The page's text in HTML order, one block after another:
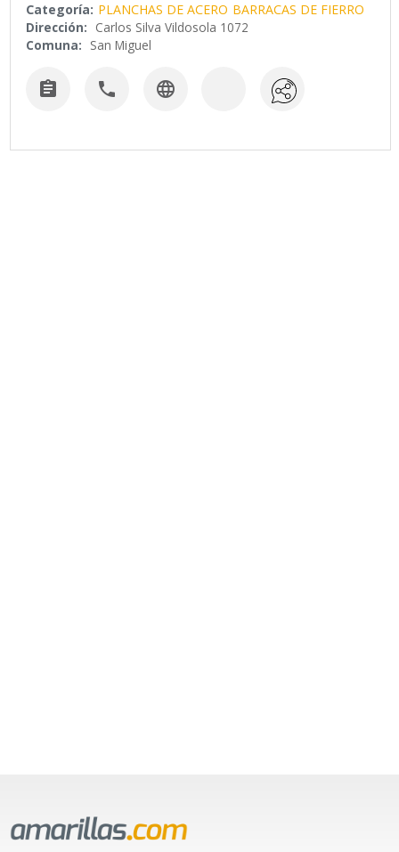
Categoría: PLANCHAS DE ACERO BARRACAS DE FIERRO
Dirección: Carlos Silva Vildosola 1072
Comuna: San Miguel
  